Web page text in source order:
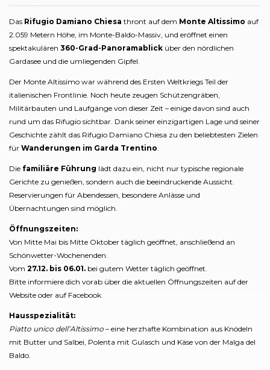
Das Rifugio Damiano Chiesa thront auf dem Monte Altissimo auf
2.059 Metern Höhe, im Monte-Baldo-Massiv, und eröffnet einen
spektakulären 360-Grad-Panoramablick über den nördlichen
Gardasee und die umliegenden Gipfel.
Der Monte Altissimo war während des Ersten Weltkriegs Teil der
italienischen Frontlinie. Noch heute zeugen Schützengräben,
Militärbauten und Laufgänge von dieser Zeit – einige davon sind auch
rund um das Rifugio sichtbar. Dank seiner einzigartigen Lage und seiner
Geschichte zählt das Rifugio Damiano Chiesa zu den beliebtesten Zielen
für Wanderungen im Garda Trentino
Die familiäre Führung lädt dazu ein, nicht nur typische regionale
Gerichte zu genießen, sondern auch die beeindruckende Aussicht.
Reservierungen für Abendessen, besondere Anlässe und
Übernachtungen sind möglich.
Öffnungszeiten:
Von Mitte Mai bis Mitte Oktober täglich geöffnet, anschließend an
Schönwetter-Wochenenden.
Vom 27.12. bis 06.01. bei gutem Wetter täglich geöffnet.
Bitte informiere dich vorab über die aktuellen Öffnungszeiten auf der
Website oder auf Facebook.
Hausspezialität:
Piatto unico dell’Altissimo – eine herzhafte Kombination aus Knödeln
mit Butter und Salbei, Polenta mit Gulasch und Käse von der Malga del
Baldo.